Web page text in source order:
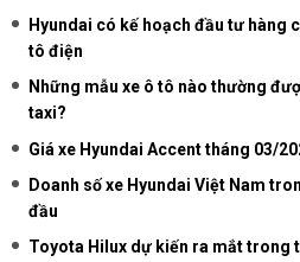
Hyundai có kế hoạch đầu tư hàng
tô điện
Những mẫu xe ô tô nào thường
taxi?
Giá xe Hyundai Accent tháng 03/
Doanh số xe Hyundai Việt Nam
đầu
Toyota Hilux dự kiến ra mắt trong